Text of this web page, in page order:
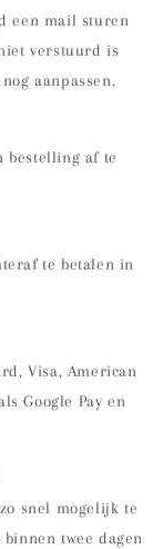
een mail sturen
verstuurd is
aanpassen.
bestelling af te
te betalen in
Visa, American
Google Pay en
snel mogelijk te
twee dagen